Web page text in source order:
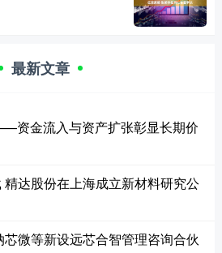
最新文章
资金流入与资产扩张彰显长期价
达股份在上海成立新材料研究公
微等新设远芯合智管理咨询合伙